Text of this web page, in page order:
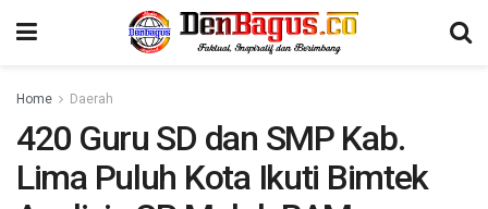
Home Daerah
420 Guru SD dan SMP Kab.
Lima Puluh Kota Ikuti Bimtek